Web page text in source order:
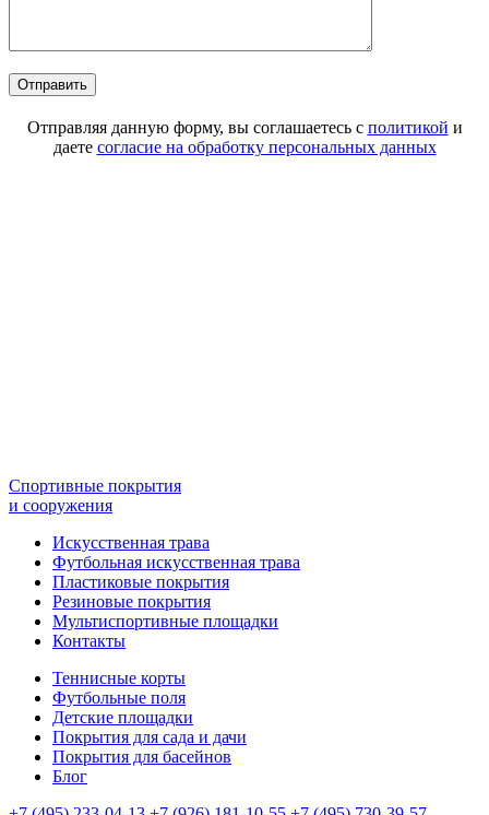
Отправляя данную форму, вы соглашаетесь с политикой и
даете согласие на обработку персональных данных
Спортивные покрытия
и сооружения
Искусственная трава
Футбольная искусственная трава
Пластиковые покрытия
Резиновые покрытия
Мультиспортивные площадки
Контакты
Теннисные корты
Футбольные поля
Детские площадки
Покрытия для сада и дачи
Покрытия для басейнов
Блог